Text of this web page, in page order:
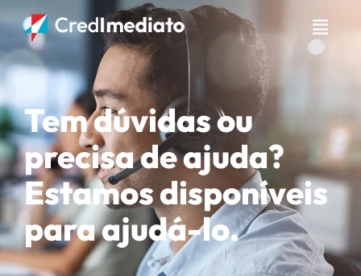
Tem dúvidas ou
precisa de ajuda?
Estamos disponíveis
para ajudá-lo.